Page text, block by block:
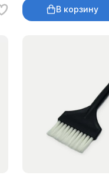
В корзину